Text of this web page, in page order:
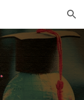
Skip to navigation